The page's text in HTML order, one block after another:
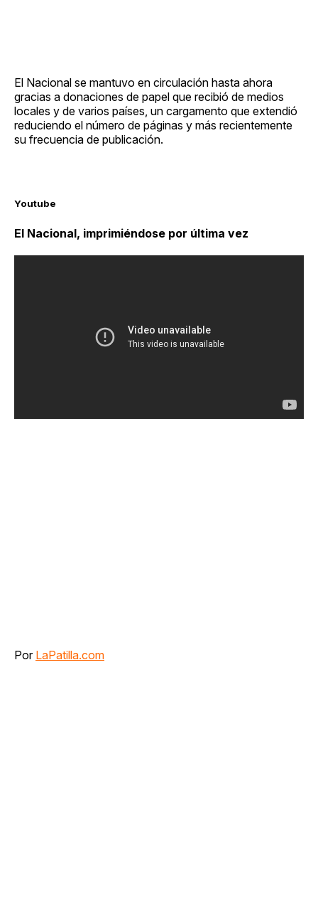
El Nacional se mantuvo en circulación hasta ahora
gracias a donaciones de papel que recibió de medios
locales y de varios países, un cargamento que extendió
reduciendo el número de páginas y más recientemente
su frecuencia de publicación.
Youtube
El Nacional, imprimiéndose por última vez
Por LaPatilla.com